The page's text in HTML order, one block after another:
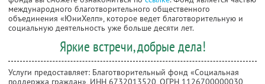
международного благотворительного общественного
объединения «ЮниХелп», которое ведет благотворительную и
социальную деятельность уже больше десяти лет.
Яркие встречи, добрые дела!
Услуги предоставляет: Благотворительный фонд «Социальная
поддержка граждан», ИНН 6732013520, ОГРН 1126700000030